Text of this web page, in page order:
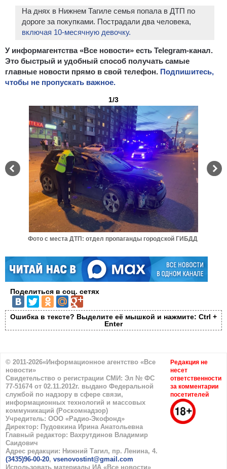
На днях в Нижнем Тагиле семья попала в ДТП по
дороге за покупками. Пострадали два человека,
включая 10-месячную девочку.
У информагентства «Все новости» есть Telegram-канал.
Это быстрый и удобный способ получать самые
главные новости прямо в свой телефон. Подпишитесь,
чтобы не пропускать важное.
1/3
Фото с места ДТП: отдел пропаганды городской ГИБДД
Поделиться в соц. сетях
Ошибка в тексте? Выделите её мышкой и нажмите: Ctrl +
Enter
© 2011-2026«Информационное агентство «Все
новости»
Свидетельство о регистрации СМИ: Эл № ФС
77-51674 от 02.11.2012г. выдано Федеральной
службой по надзору в сфере связи,
информационных технологий и массовых
коммуникаций (Роскомнадзор)
Учредитель: ООО «Радио-Экофонд»
Директор: Пудовкина Ирина Анатольевна
Главный редактор: Вахрутдинов Владимир
Саидович
Адрес редакции: Нижний Тагил, пр. Ленина, 4.
(3435)96-00-20, vsenovostint@gmail.com
Использовать материалы ИА «Все новости»
Редакция не
несет
ответственности
за комментарии
посетителей